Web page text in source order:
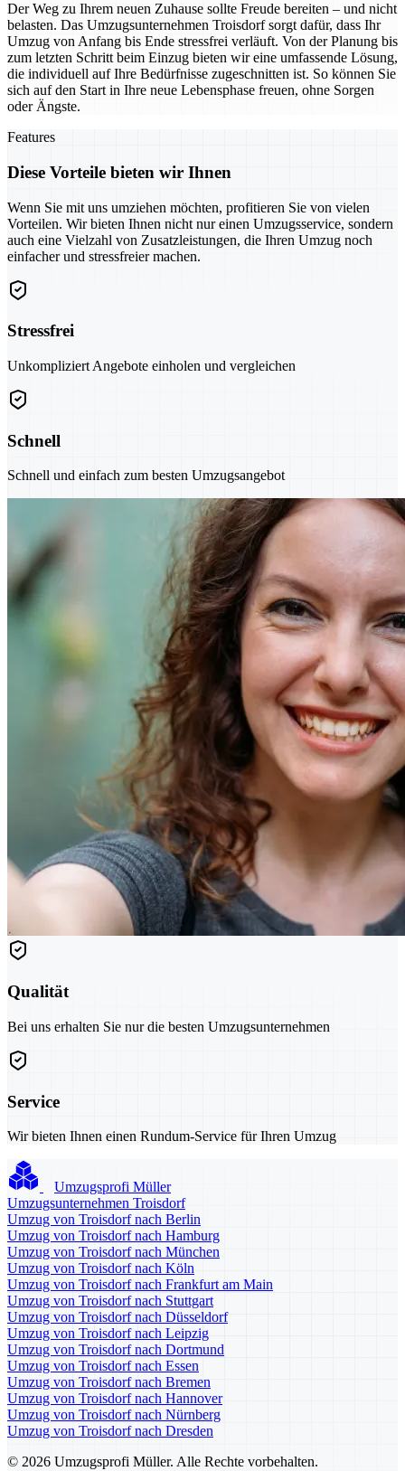
Der Weg zu Ihrem neuen Zuhause sollte Freude bereiten – und nicht
belasten. Das Umzugsunternehmen Troisdorf sorgt dafür, dass Ihr
Umzug von Anfang bis Ende stressfrei verläuft. Von der Planung bis
zum letzten Schritt beim Einzug bieten wir eine umfassende Lösung,
die individuell auf Ihre Bedürfnisse zugeschnitten ist. So können Sie
sich auf den Start in Ihre neue Lebensphase freuen, ohne Sorgen
oder Ängste.
Features
Diese Vorteile bieten wir Ihnen
Wenn Sie mit uns umziehen möchten, profitieren Sie von vielen
Vorteilen. Wir bieten Ihnen nicht nur einen Umzugsservice, sondern
auch eine Vielzahl von Zusatzleistungen, die Ihren Umzug noch
einfacher und stressfreier machen.
Stressfrei
Unkompliziert Angebote einholen und vergleichen
Schnell
Schnell und einfach zum besten Umzugsangebot
Qualität
Bei uns erhalten Sie nur die besten Umzugsunternehmen
Service
Wir bieten Ihnen einen Rundum-Service für Ihren Umzug
Umzugsprofi Müller
Umzugsunternehmen Troisdorf
Umzug von Troisdorf nach Berlin
Umzug von Troisdorf nach Hamburg
Umzug von Troisdorf nach München
Umzug von Troisdorf nach Köln
Umzug von Troisdorf nach Frankfurt am Main
Umzug von Troisdorf nach Stuttgart
Umzug von Troisdorf nach Düsseldorf
Umzug von Troisdorf nach Leipzig
Umzug von Troisdorf nach Dortmund
Umzug von Troisdorf nach Essen
Umzug von Troisdorf nach Bremen
Umzug von Troisdorf nach Hannover
Umzug von Troisdorf nach Nürnberg
Umzug von Troisdorf nach Dresden
© 2026 Umzugsprofi Müller. Alle Rechte vorbehalten.